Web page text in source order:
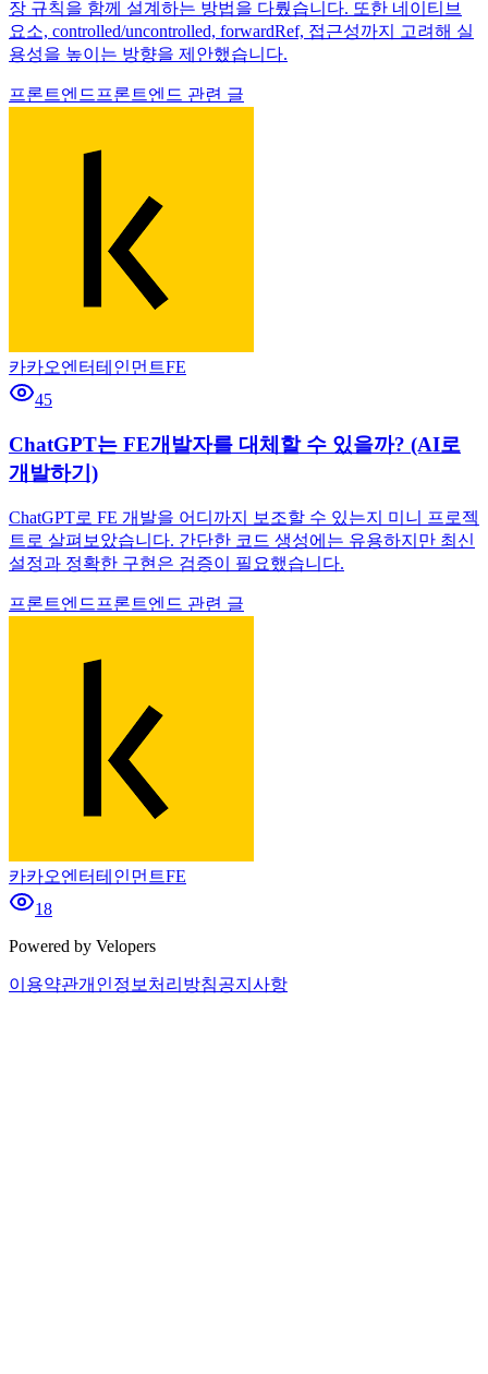
장 규칙을 함께 설계하는 방법을 다뤘습니다. 또한 네이티브
요소, controlled/uncontrolled, forwardRef, 접근성까지 고려해 실
용성을 높이는 방향을 제안했습니다.
프론트엔드 프론트엔드 관련 글
카카오엔터테인먼트FE
45
ChatGPT는 FE개발자를 대체할 수 있을까? (AI로
개발하기)
ChatGPT로 FE 개발을 어디까지 보조할 수 있는지 미니 프로젝
트로 살펴보았습니다. 간단한 코드 생성에는 유용하지만 최신
설정과 정확한 구현은 검증이 필요했습니다.
프론트엔드 프론트엔드 관련 글
카카오엔터테인먼트FE
18
Powered by Velopers
이용약관개인정보처리방침공지사항